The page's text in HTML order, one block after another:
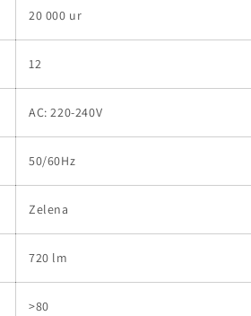
20 000 ur
12
AC: 220-240V
50/60Hz
Zelena
720 lm
>80